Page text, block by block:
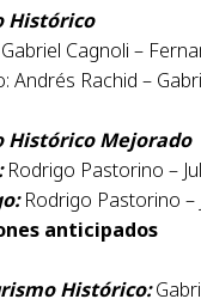
Histórico
Cagnoli –
Andrés Rachid –
Histórico Mejorado
Rodrigo Pastorino –
Rodrigo Pastorino –
anticipados
Histórico: